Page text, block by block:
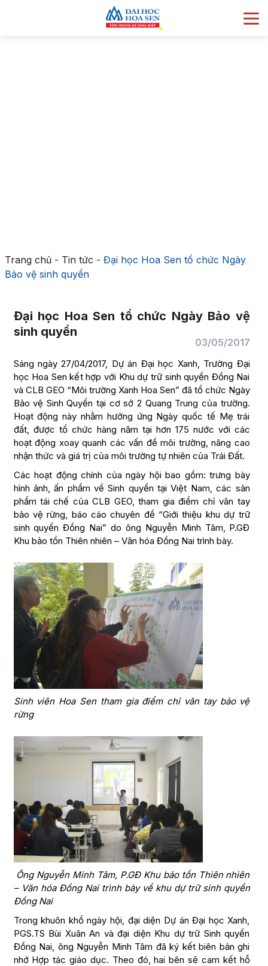
Trang chủ- Tin tức - Đại học Hoa Sen tổ chức Ngày
Bảo vệ sinh quyển
Đại học Hoa Sen tổ chức Ngày Bảo vệ
sinh quyển
03/05/2017
Sáng ngày 27/04/2017, Dự án Đại học Xanh, Trường Đại
học Hoa Sen kết hợp với Khu dự trữ sinh quyển Đồng Nai
và CLB GEO “Môi trường Xanh Hoa Sen” đã tổ chức Ngày
Bảo vệ Sinh Quyển tại cơ sở 2 Quang Trung của trường.
Hoạt động này nhằm hưởng ứng Ngày quốc tế Mẹ trái
đất, được tổ chức hàng năm tại hơn 175 nước với các
hoạt động xoay quanh các vấn đề môi trường, nâng cao
nhận thức và giá trị của môi trường tự nhiên của Trái Đất.
Các hoạt động chính của ngày hội bao gồm: trưng bày
hình ảnh, ấn phẩm về Sinh quyển tại Việt Nam, các sản
phẩm tái chế của CLB GEO, tham gia điểm chỉ vân tay
bảo vệ rừng, báo cáo chuyên đề “Giới thiệu khu dự trữ
sinh quyển Đồng Nai” do ông Nguyễn Minh Tâm, P.GĐ
Khu bảo tồn Thiên nhiên – Văn hóa Đồng Nai trình bày.
Sinh viên Hoa Sen tham gia điểm chỉ vân tay bảo vệ
rừng
Ông Nguyễn Minh Tâm, P.GĐ Khu bảo tồn Thiên nhiên
– Văn hóa Đồng Nai trình bày về khu dự trữ sinh quyển
Đồng Nai
Trong khuôn khổ ngày hội, đại diện Dự án Đại học Xanh,
PGS.TS Bùi Xuân An và đại diện Khu dự trữ Sinh quyển
Đồng Nai, ông Nguyễn Minh Tâm đã ký kết biên bản ghi
nhớ Hợp tác giáo dục. Theo đó, hai bên sẽ cam kết hỗ